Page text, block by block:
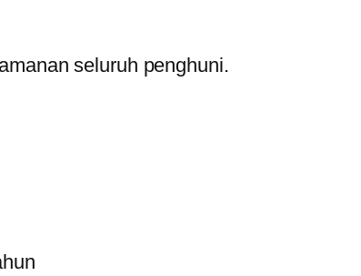
seluruh penghuni.